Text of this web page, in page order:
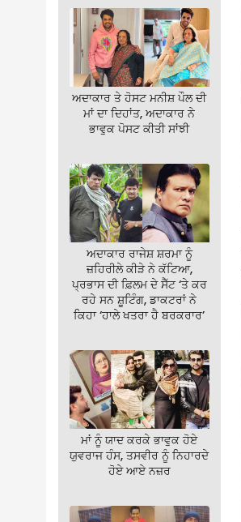
ਅਦਾਕਾਰ ਤੇ ਹੋਸਟ ਮਨੀਸ਼ ਪੌਲ ਦੀ
ਮਾਂ ਦਾ ਦਿਹਾਂਤ, ਅਦਾਕਾਰ ਨੇ
ਭਾਵੁਕ ਪੋਸਟ ਕੀਤੀ ਸਾਂਝੀ
ਅਦਾਕਾਰ ਰਾਜੇਸ਼ ਸ਼ਰਮਾ ਨੂੰ
ਜ਼ਹਿਰੀਲੇ ਕੀੜੇ ਨੇ ਕੱਟਿਆ,
ਪ੍ਰਭਾਸ ਦੀ ਫ਼ਿਲਮ ਦੇ ਸੈੱਟ ‘ਤੇ ਕਰ
ਰਹੇ ਸਨ ਸ਼ੂਟਿੰਗ, ਡਾਕਟਰਾਂ ਨੇ
ਕਿਹਾ ‘ਹਾਲੇ ਖਤਰਾ ਹੈ ਬਰਕਰਾਰ’
ਮਾਂ ਨੂੰ ਯਾਦ ਕਰਕੇ ਭਾਵੁਕ ਹੋਏ
ਯੁਵਰਾਜ ਹੰਸ, ਤਸਵੀਰ ਨੂੰ ਨਿਹਾਰਦੇ
ਹੋਏ ਆਏ ਨਜ਼ਰ